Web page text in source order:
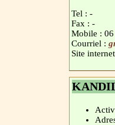
Tel : -
Fax : -
Mobile :
Courriel :
Site